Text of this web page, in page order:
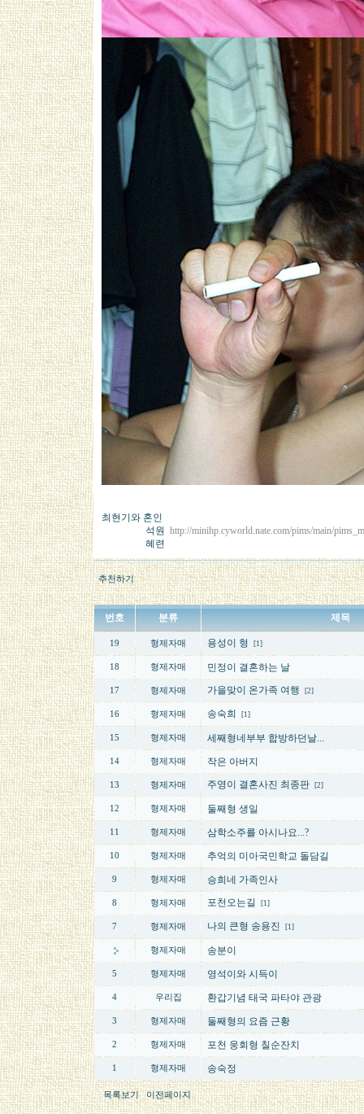
최현기와 혼인
석원 http://minihp.cyworld.nate.com/pims/main/
혜련
추천하기
번호 분류 제목
19 형제자매 용성이 형 [1]
18 형제자매 민정이 결혼하는 날
17 형제자매 가을맞이 온가족 여행 [2]
16 형제자매 송숙희 [1]
15 형제자매 세째형네부부 합방하던날...
14 형제자매 작은 아버지
13 형제자매 주영이 결혼사진 최종판 [2]
12 형제자매 둘째형 생일
11 형제자매 삼학소주를 아시나요...?
10 형제자매 추억의 미아국민학교 돌담길
9 형제자매 승희네 가족인사
8 형제자매 포천오는길 [1]
7 형제자매 나의 큰형 송용진 [1]
형제자매 송분이
5 형제자매 영석이와 시득이
4 우리집 환갑기념 태국 파타야 관광
3 형제자매 둘째형의 요즘 근황
2 형제자매 포천 웅회형 칠순잔치
1 형제자매 송숙정
목록보기 이전페이지